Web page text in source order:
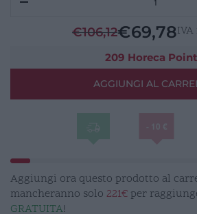
35,8cm
€106,12€69,78
209 Horeca
AGGIUNGI AL
Aggiungi ora questo prodotto al
mancheranno solo 221€ per
GRATUITA!